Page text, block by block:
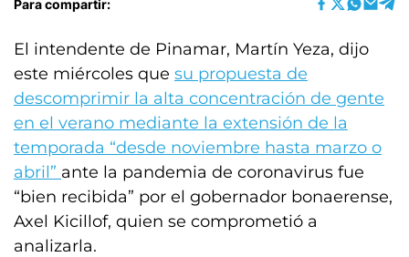
Para compartir:
El intendente de Pinamar, Martín Yeza, dijo
este miércoles que su propuesta de
descomprimir la alta concentración de gente
en el verano mediante la extensión de la
temporada “desde noviembre hasta marzo o
abril” ante la pandemia de coronavirus fue
“bien recibida” por el gobernador bonaerense,
Axel Kicillof, quien se comprometió a
analizarla.